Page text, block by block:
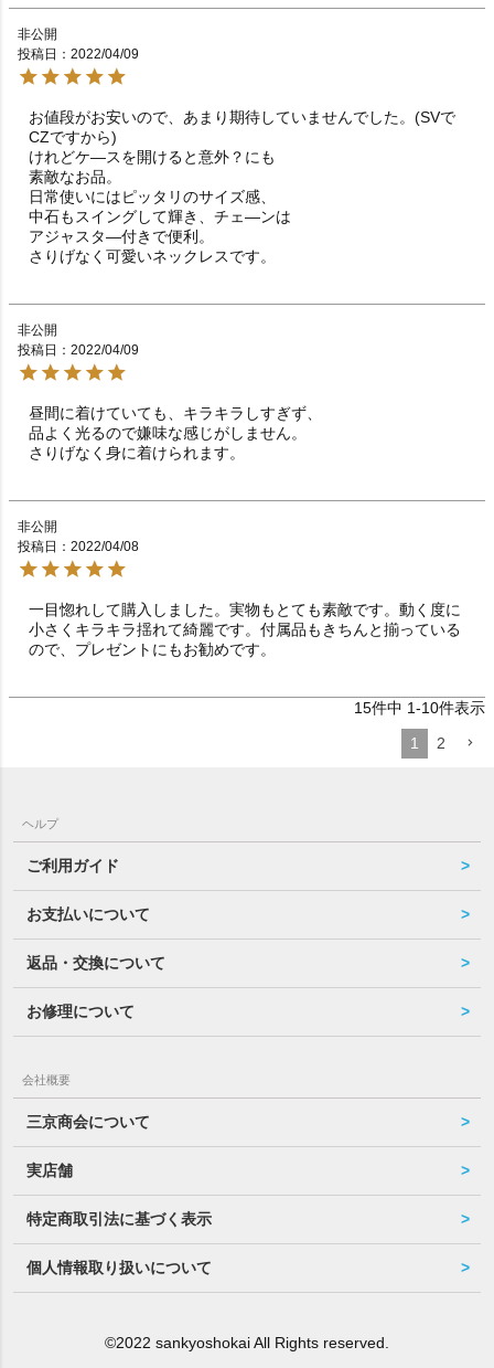
非公開
投稿日
2022/04/09
お値段がお安いので、あまり期待していませんでした。(SVで
CZですから)
けれどケ―スを開けると意外？にも
素敵なお品。
日常使いにはピッタリのサイズ感、
中石もスイングして輝き、チェ―ンは
アジャスタ―付きで便利。
非公開
投稿日
2022/04/09
昼間に着けていても、キラキラしすぎず、
品よく光るので嫌味な感じがしません。
非公開
投稿日
2022/04/08
一目惚れして購入しました。実物もとても素敵です。動く度に
小さくキラキラ揺れて綺麗です。付属品もきちんと揃っている
ので、プレゼントにもお勧めです。
15件中 1-10件表示
1
2
ヘルプ
ご利用ガイド
お支払いについて
返品・交換について
お修理について
会社概要
三京商会について
実店舗
特定商取引法に基づく表示
個人情報取り扱いについて
©2022 sankyoshokai All Rights reserved.